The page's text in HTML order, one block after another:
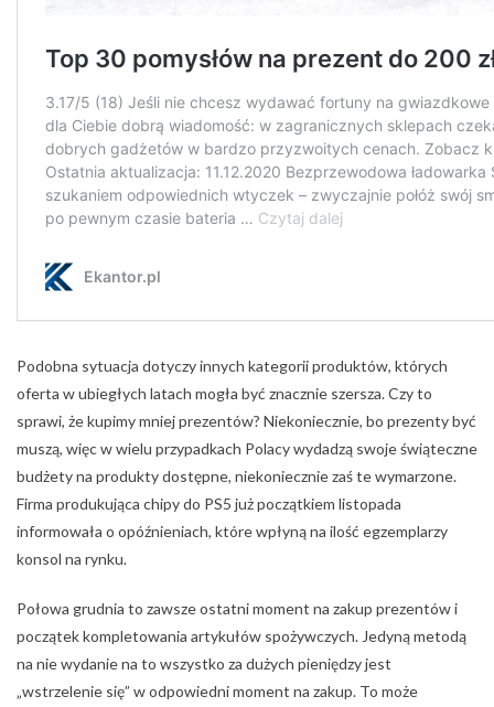
Podobna sytuacja dotyczy innych kategorii produktów, których
oferta w ubiegłych latach mogła być znacznie szersza. Czy to
sprawi, że kupimy mniej prezentów? Niekoniecznie, bo prezenty być
muszą, więc w wielu przypadkach Polacy wydadzą swoje świąteczne
budżety na produkty dostępne, niekoniecznie zaś te wymarzone.
Firma produkująca chipy do PS5 już początkiem listopada
informowała o opóźnieniach, które wpłyną na ilość egzemplarzy
konsol na rynku.
Połowa grudnia to zawsze ostatni moment na zakup prezentów i
początek kompletowania artykułów spożywczych. Jedyną metodą
na nie wydanie na to wszystko za dużych pieniędzy jest
„wstrzelenie się” w odpowiedni moment na zakup. To może